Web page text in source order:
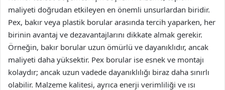
maliyeti doğrudan etkileyen en önemli unsurlardan biridir.
Pex, bakır veya plastik borular arasında tercih yaparken, her
birinin avantaj ve dezavantajlarını dikkate almak gerekir.
Örneğin, bakır borular uzun ömürlü ve dayanıklıdır, ancak
maliyeti daha yüksektir. Pex borular ise esnek ve montajı
kolaydır; ancak uzun vadede dayanıklılığı biraz daha sınırlı
olabilir. Malzeme kalitesi, ayrıca enerji verimliliği ve ısı